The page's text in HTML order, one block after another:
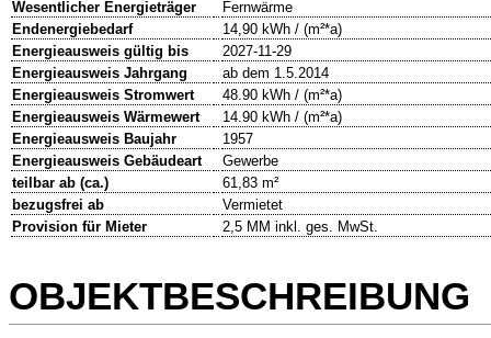
Wesentlicher Energieträger
Fernwärme
Endenergiebedarf
14,90 kWh / (m²*a)
Energieausweis gültig bis
2027-11-29
Energieausweis Jahrgang
ab dem 1.5.2014
Energieausweis Stromwert
48.90 kWh / (m²*a)
Energieausweis Wärmewert
14.90 kWh / (m²*a)
Energieausweis Baujahr
1957
Energieausweis Gebäudeart
Gewerbe
teilbar ab (ca.)
61,83 m²
bezugsfrei ab
Vermietet
Provision für Mieter
2,5 MM inkl. ges. MwSt.
OBJEKTBESCHREIBUNG